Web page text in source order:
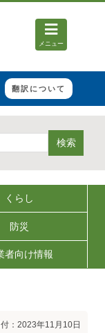
メニュー
翻訳について
検索
くらし
防災
者向け情報
：2023年11月10日